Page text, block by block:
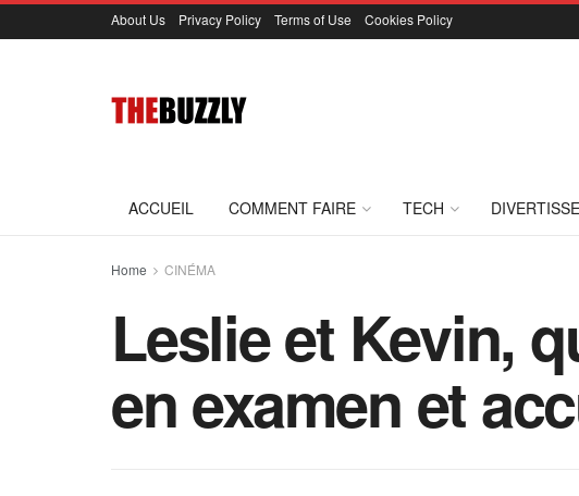
About Us Privacy Policy Terms of Use Cookies Policy
ACCUEIL COMMENT FAIRE TECH
Home CINÉMA
Leslie et Kevin,
en examen et